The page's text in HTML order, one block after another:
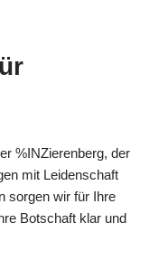
%INZierenberg, der
mit Leidenschaft
sorgen wir für Ihre
Botschaft klar und